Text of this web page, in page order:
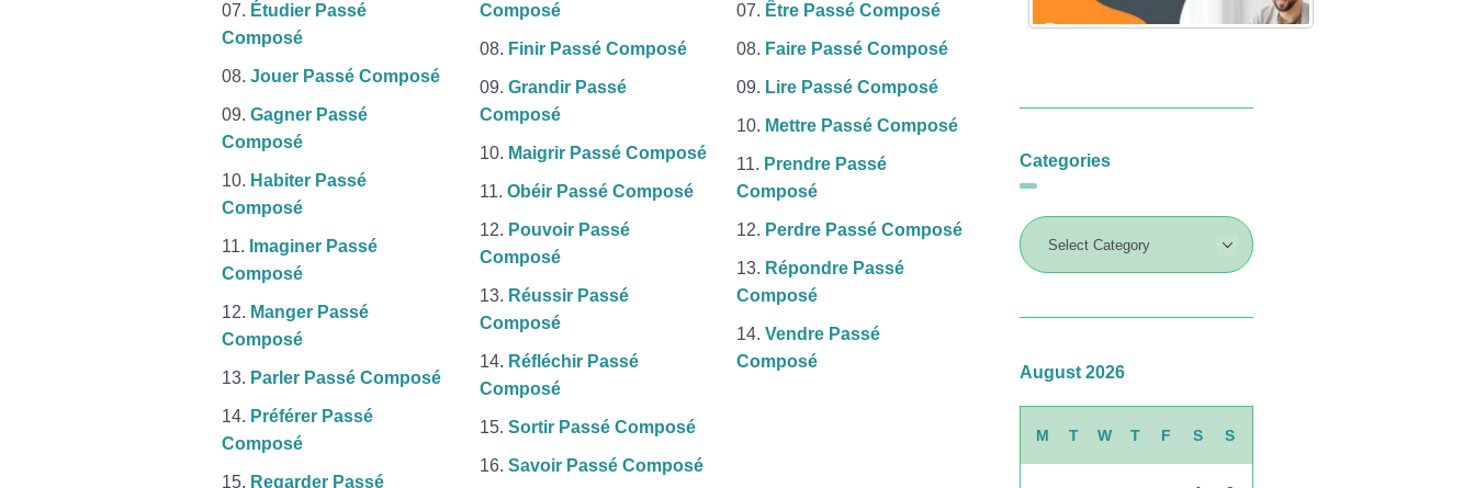
Étudier Passé
Composé
Jouer Passé Composé
Gagner Passé
Composé
Habiter Passé
Composé
Imaginer Passé
Composé
Manger Passé
Composé
Parler Passé Composé
Préférer Passé
Composé
Regarder Passé
Composé
Finir Passé Composé
Grandir Passé
Composé
Maigrir Passé Composé
Obéir Passé Composé
Pouvoir Passé
Composé
Réussir Passé
Composé
Réfléchir Passé
Composé
Sortir Passé Composé
Savoir Passé Composé
Être Passé Composé
Faire Passé Composé
Lire Passé Composé
Mettre Passé Composé
Prendre Passé
Composé
Perdre Passé Composé
Répondre Passé
Composé
Vendre Passé
Composé
Categories
August 2026
M T W T F S S